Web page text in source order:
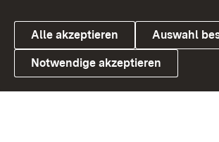
Link zum Landesportal
Alle akzeptieren Auswahl
Notwendige akzeptieren